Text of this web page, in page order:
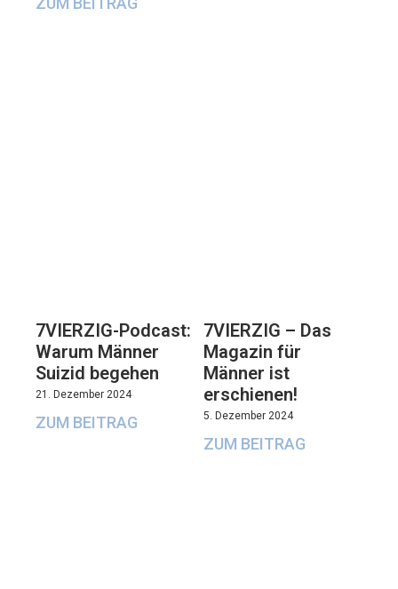
7VIERZIG-Podcast:
Warum Männer
Suizid begehen
21. Dezember 2024
ZUM BEITRAG
7VIERZIG – Das
Magazin für
Männer ist
erschienen!
5. Dezember 2024
ZUM BEITRAG